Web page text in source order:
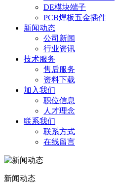
DE模块端子
PCB焊板五金插件
新闻动态
公司新闻
行业资讯
技术服务
售后服务
资料下载
加入我们
职位信息
人才理念
联系我们
联系方式
在线留言
新闻动态